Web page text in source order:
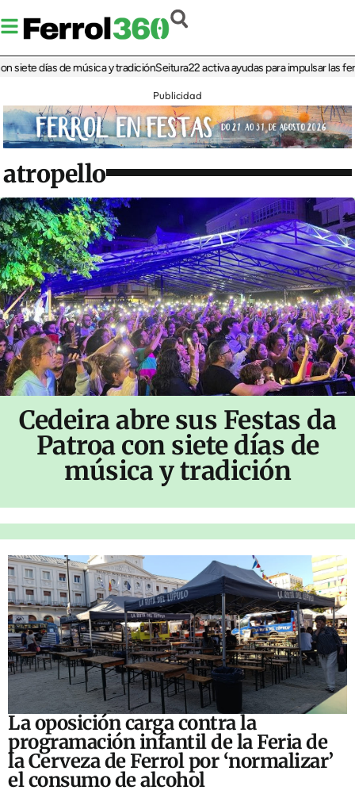
días de música y tradiciónSeitura22 activa ayudas para impulsar las ferias
Publicidad
atropello
Cedeira abre sus Festas da
Patroa con siete días de
música y tradición
La oposición carga contra la
programación infantil de la Feria de
la Cerveza de Ferrol por ‘normalizar’
el consumo de alcohol